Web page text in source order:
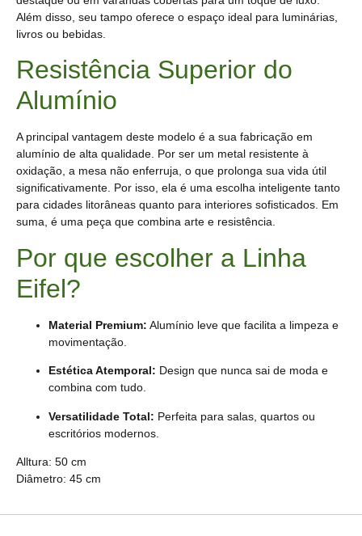
Além disso, seu tampo oferece o espaço ideal para luminárias,
livros ou bebidas.
Resistência Superior do
Alumínio
A principal vantagem deste modelo é a sua fabricação em
alumínio de alta qualidade. Por ser um metal resistente à
oxidação, a mesa não enferruja, o que prolonga sua vida útil
significativamente. Por isso, ela é uma escolha inteligente tanto
para cidades litorâneas quanto para interiores sofisticados. Em
suma, é uma peça que combina arte e resistência.
Por que escolher a Linha
Eifel?
Material Premium: Alumínio leve que facilita a limpeza e
movimentação.
Estética Atemporal: Design que nunca sai de moda e
combina com tudo.
Versatilidade Total: Perfeita para salas, quartos ou
escritórios modernos.
Alltura: 50 cm
Diâmetro: 45 cm